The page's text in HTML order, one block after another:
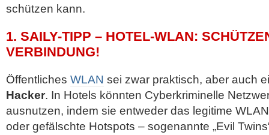
schützen kann.
1. SAILY-TIPP – HOTEL-WLAN:
VERBINDUNG!
Öffentliches WLAN sei zwar praktisch, aber auch
Hacker. In Hotels könnten Cyberkriminelle
ausnutzen, indem sie entweder das legitime
oder gefälschte Hotspots – sogenannte „Evil